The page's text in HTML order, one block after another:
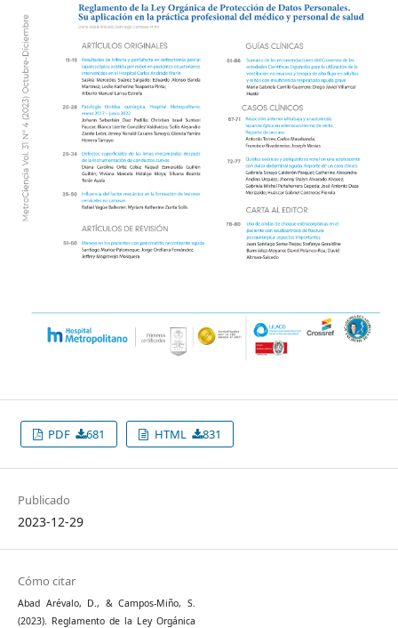
PDF 681 HTML 831
Publicado
2023-12-29
Cómo citar
Abad Arévalo, D., & Campos-Miño, S.
(2023). Reglamento de la Ley Orgánica